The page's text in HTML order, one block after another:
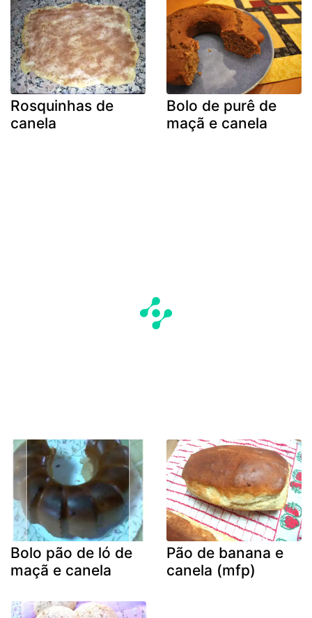
Rosquinhas de
canela
Bolo de purê de
maçã e canela
Bolo pão de ló de
maçã e canela
Pão de banana e
canela (mfp)